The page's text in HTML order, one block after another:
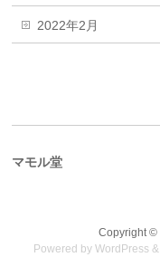
2022年2月
マモル堂
Copyright ©
Powered byWordPress &